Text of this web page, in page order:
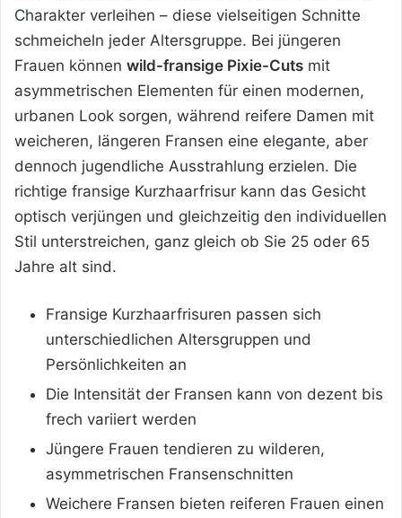
Charakter verleihen – diese vielseitigen Schnitte
schmeicheln jeder Altersgruppe. Bei jüngeren
Frauen können wild-fransige Pixie-Cuts mit
asymmetrischen Elementen für einen modernen,
urbanen Look sorgen, während reifere Damen mit
weicheren, längeren Fransen eine elegante, aber
dennoch jugendliche Ausstrahlung erzielen. Die
richtige fransige Kurzhaarfrisur kann das Gesicht
optisch verjüngen und gleichzeitig den individuellen
Stil unterstreichen, ganz gleich ob Sie 25 oder 65
Jahre alt sind.
Fransige Kurzhaarfrisuren passen sich
unterschiedlichen Altersgruppen und
Persönlichkeiten an
Die Intensität der Fransen kann von dezent bis
frech variiert werden
Jüngere Frauen tendieren zu wilderen,
asymmetrischen Fransenschnitten
Weichere Fransen bieten reiferen Frauen einen